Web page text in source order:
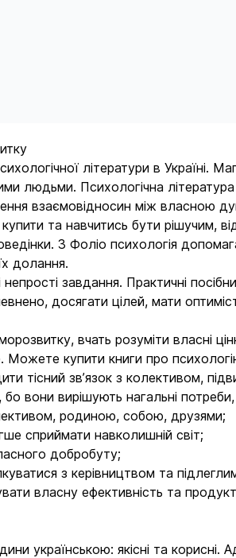
літератури в Україні.
людьми. Психологічна література
взаємовідносин між власною
та навчитись бути рішучим,
З Фоліо психологія
долання.
завдання. Практичні
досягати цілей, мати
вчать розуміти власні
Можете купити книги про
тісний зв’язок з колективом,
вони вирішують нагальні
родиною, собою, друзями;
сприймати навколишній світ;
добробуту;
з керівництвом та
власну ефективність та
українською: якісні та корисні.